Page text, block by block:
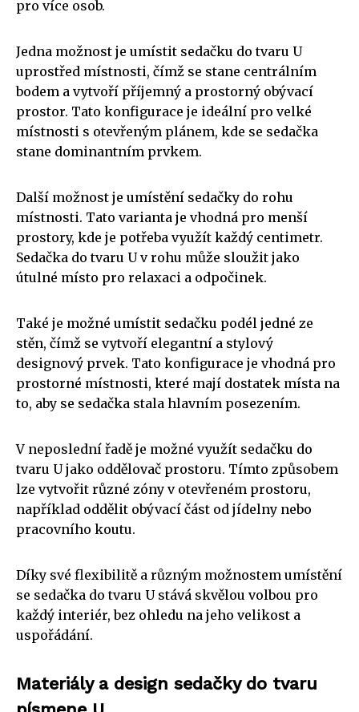
pro více osob.
Jedna možnost je umístit sedačku do tvaru U
uprostřed místnosti, čímž se stane centrálním
bodem a vytvoří příjemný a prostorný obývací
prostor. Tato konfigurace je ideální pro velké
místnosti s otevřeným plánem, kde se sedačka
stane dominantním prvkem.
Další možnost je umístění sedačky do rohu
místnosti. Tato varianta je vhodná pro menší
prostory, kde je potřeba využít každý centimetr.
Sedačka do tvaru U v rohu může sloužit jako
útulné místo pro relaxaci a odpočinek.
Také je možné umístit sedačku podél jedné ze
stěn, čímž se vytvoří elegantní a stylový
designový prvek. Tato konfigurace je vhodná pro
prostorné místnosti, které mají dostatek místa na
to, aby se sedačka stala hlavním posezením.
V neposlední řadě je možné využít sedačku do
tvaru U jako oddělovač prostoru. Tímto způsobem
lze vytvořit různé zóny v otevřeném prostoru,
například oddělit obývací část od jídelny nebo
pracovního koutu.
Díky své flexibilitě a různým možnostem umístění
se sedačka do tvaru U stává skvělou volbou pro
každý interiér, bez ohledu na jeho velikost a
uspořádání.
Materiály a design sedačky do tvaru